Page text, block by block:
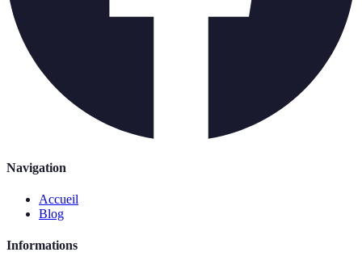
Navigation
Accueil
Blog
Informations